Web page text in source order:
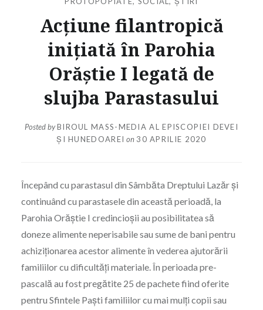
Acțiune filantropică
inițiată în Parohia
Orăștie I legată de
slujba Parastasului
Posted byBIROUL MASS-MEDIA AL EPISCOPIEI DEVEI
ȘI HUNEDOAREI on 30 APRILIE 2020
Începând cu parastasul din Sâmbăta Dreptului Lazăr și
continuând cu parastasele din această perioadă, la
Parohia Orăștie I credincioșii au posibilitatea să
doneze alimente neperisabile sau sume de bani pentru
achiziționarea acestor alimente în vederea ajutorării
familiilor cu dificultăți materiale. În perioada pre-
pascală au fost pregătite 25 de pachete fiind oferite
pentru Sfintele Paști familiilor cu mai mulți copii sau